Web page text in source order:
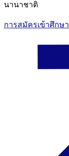
นานาชาติ
การสมัครเข้าศึกษา